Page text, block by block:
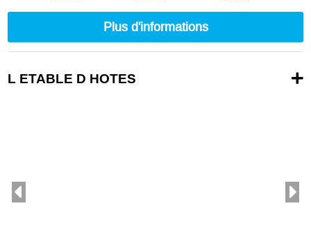
Plus d'informations
L ETABLE D HOTES